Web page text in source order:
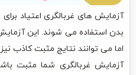
آزمایش های غربالگری اعتیاد
بدن استفاده می شوند. این
اما می توانند نتایج مثبت کاذب
آزمایش غربالگری شما مثبت